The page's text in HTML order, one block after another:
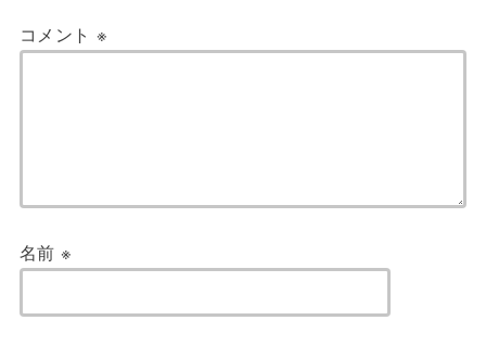
コメント ※
名前※